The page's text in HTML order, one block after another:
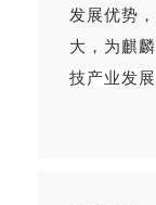
发展优势
大，为麒
技产业发